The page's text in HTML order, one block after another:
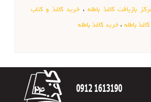
بازیافت کاغذ باطله، خرید کاغذ و کتاب
باطله ، خرید کاغذ باطله